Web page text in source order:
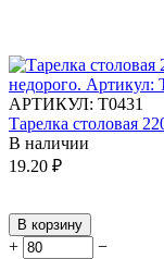
АРТИКУЛ: Т0431
Тарелка столовая
В наличии
19.20 ₽
В корзину
+ −